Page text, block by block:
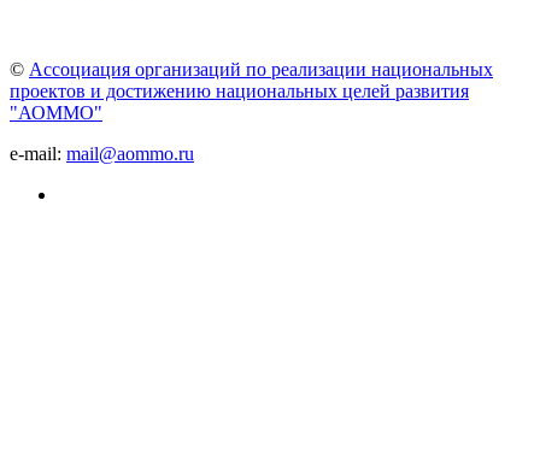
© Ассоциация организаций по реализации национальных
проектов и достижению национальных целей развития
"АОММО"
e-mail: mail@aommo.ru